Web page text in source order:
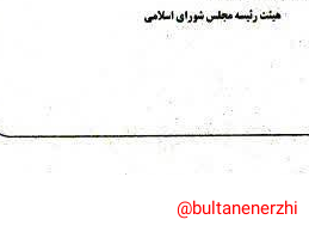
bultanenerzhi@